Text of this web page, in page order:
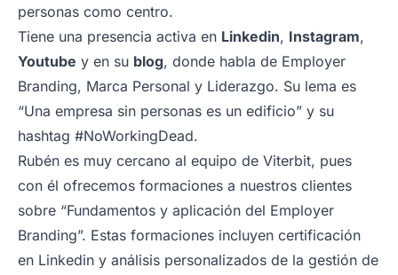
personas como centro.
Tiene una presencia activa en Linkedin, Instagram,
Youtube y en su blog, donde habla de Employer
Branding, Marca Personal y Liderazgo. Su lema es
“Una empresa sin personas es un edificio” y su
hashtag #NoWorkingDead.
Rubén es muy cercano al equipo de Viterbit, pues
con él ofrecemos formaciones a nuestros clientes
sobre “Fundamentos y aplicación del Employer
Branding”. Estas formaciones incluyen certificación
en Linkedin y análisis personalizados de la gestión de